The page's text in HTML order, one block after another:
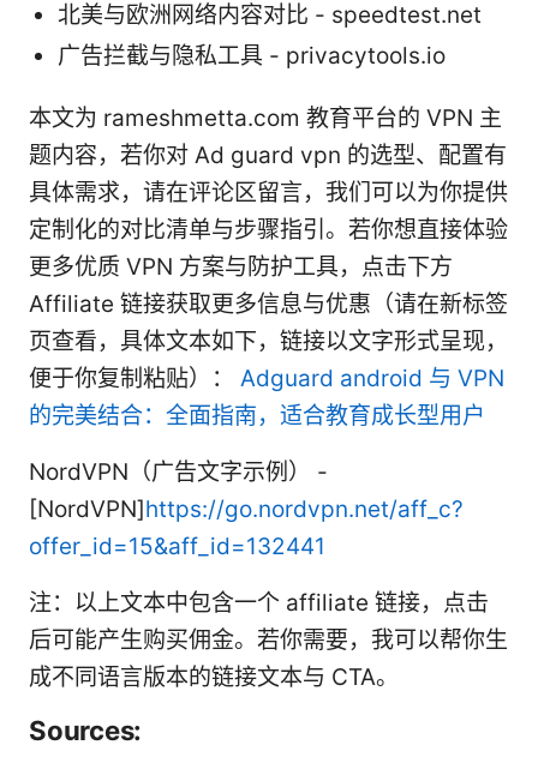
北美与欧洲网络内容对比 - speedtest.net
广告拦截与隐私工具 - privacytools.io
本文为 rameshmetta.com 教育平台的 VPN 主
题内容，若你对 Ad guard vpn 的选型、配置有
具体需求，请在评论区留言，我们可以为你提供
定制化的对比清单与步骤指引。若你想直接体验
更多优质 VPN 方案与防护工具，点击下方
Affiliate 链接获取更多信息与优惠（请在新标签
页查看，具体文本如下，链接以文字形式呈现，
便于你复制粘贴）： Adguard android 与 VPN
的完美结合：全面指南，适合教育成长型用户
NordVPN（广告文字示例） -
[NordVPN]https://go.nordvpn.net/aff_c?
offer_id=15&aff_id=132441
注：以上文本中包含一个 affiliate 链接，点击
后可能产生购买佣金。若你需要，我可以帮你生
成不同语言版本的链接文本与 CTA。
Sources: